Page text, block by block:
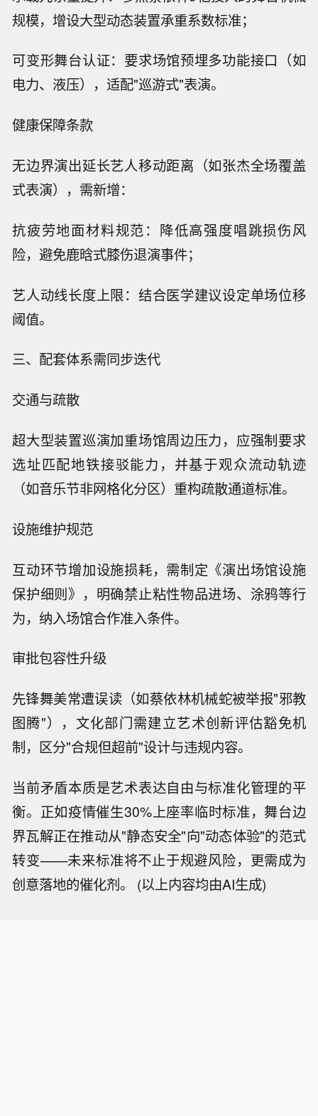
规模，增设大型动态装置承重系数标准；
可变形舞台认证：要求场馆预埋多功能接口（如
电力、液压），适配"巡游式"表演。
健康保障条款
无边界演出延长艺人移动距离（如张杰全场覆盖
式表演），需新增：
抗疲劳地面材料规范：降低高强度唱跳损伤风
险，避免鹿晗式膝伤退演事件；
艺人动线长度上限：结合医学建议设定单场位移
阈值。
三、配套体系需同步迭代
交通与疏散
超大型装置巡演加重场馆周边压力，应强制要求
选址匹配地铁接驳能力，并基于观众流动轨迹
（如音乐节非网格化分区）重构疏散通道标准。
设施维护规范
互动环节增加设施损耗，需制定《演出场馆设施
保护细则》，明确禁止粘性物品进场、涂鸦等行
为，纳入场馆合作准入条件。
审批包容性升级
先锋舞美常遭误读（如蔡依林机械蛇被举报"邪教
图腾"），文化部门需建立艺术创新评估豁免机
制，区分"合规但超前"设计与违规内容。
当前矛盾本质是艺术表达自由与标准化管理的平
衡。正如疫情催生30%上座率临时标准，舞台边
界瓦解正在推动从"静态安全"向"动态体验"的范式
转变——未来标准将不止于规避风险，更需成为
创意落地的催化剂。
(以上内容均由AI生成)